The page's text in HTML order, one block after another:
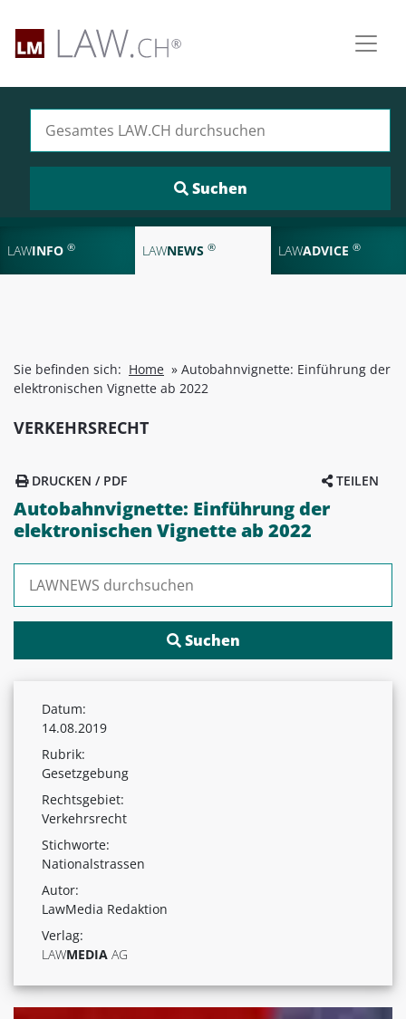
LAWINFO ® LAWNEWS ® LAWADVICE ®
Sie befinden sich: Home » Autobahnvignette: Einführung der
elektronischen Vignette ab 2022
VERKEHRSRECHT
TEILEN
DRUCKEN / PDF
Autobahnvignette: Einführung der
elektronischen Vignette ab 2022
Datum:
14.08.2019
Rubrik:
Gesetzgebung
Rechtsgebiet:
Verkehrsrecht
Stichworte:
Nationalstrassen
Autor:
LawMedia Redaktion
Verlag:
LAWMEDIA AG